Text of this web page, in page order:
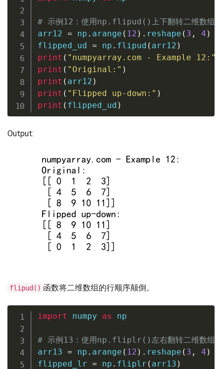
# 示例12：使用np.flipud()上下翻转二维数组
arr12 = np . arange ( 12 ) . reshape ( 3 , 4 )
flipped_ud = np . flipud ( arr12 )
print ( "numpyarray.com - Example 12:"
print ( "Original:" )
print ( arr12 )
print ( "Flipped up-down:" )
print ( flipped_ud )
Output:
flipud() 函数将二维数组的行顺序颠倒。
import numpy as np
# 示例13：使用np.fliplr()左右翻转二维数组
arr13 = np . arange ( 12 ) . reshape ( 3 , 4 )
flipped_lr = np . fliplr ( arr13 )